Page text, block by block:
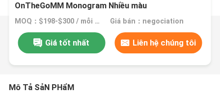
OnTheGoMM Monogram Nhiều màu
MOQ：$198-$300 / mỗi túi Giá bán：negociation
Giá tốt nhất Liên hệ chúng tôi
Mô Tả SảN PHẩM